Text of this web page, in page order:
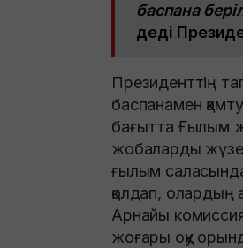
баспана
деді
Президенттің
баспанамен
бағытта Ғылым
жобаларды
ғылым
қолдап, олардың
Арнайы
жоғары оқу